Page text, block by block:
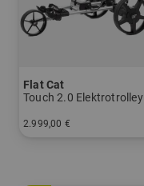
Flat Cat
Touch 2.0 Elektrotrolley
2.999,00 €